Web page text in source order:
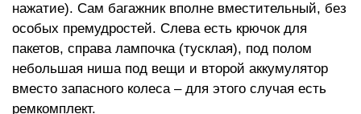
нажатие). Сам багажник вполне вместительный, без
особых премудростей. Слева есть крючок для
пакетов, справа лампочка (тусклая), под полом
небольшая ниша под вещи и второй аккумулятор
вместо запасного колеса – для этого случая есть
ремкомплект.